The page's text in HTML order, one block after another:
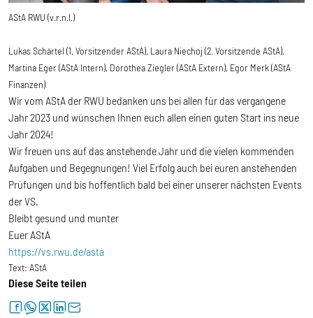
AStA RWU (v.r.n.l.)
Lukas Schärtel (1. Vorsitzender AStA), Laura Niechoj (2. Vorsitzende AStA),
Martina Eger (AStA Intern), Dorothea Ziegler (AStA Extern), Egor Merk (AStA
Finanzen)
Wir vom AStA der RWU bedanken uns bei allen für das vergangene
Jahr 2023 und wünschen Ihnen euch allen einen guten Start ins neue
Jahr 2024!
Wir freuen uns auf das anstehende Jahr und die vielen kommenden
Aufgaben und Begegnungen! Viel Erfolg auch bei euren anstehenden
Prüfungen und bis hoffentlich bald bei einer unserer nächsten Events
der VS.
Bleibt gesund und munter
Euer AStA
https://vs.rwu.de/asta
Text: AStA
Diese Seite teilen
facebookwhatsapptwitterlinkedinletter